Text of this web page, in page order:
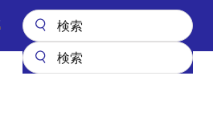
Main
74FCT162260T 74FCT162260CTPV